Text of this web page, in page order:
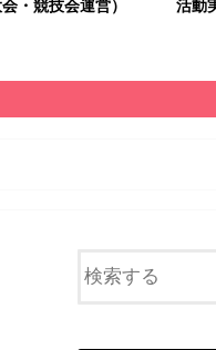
・競技会運営） 活動